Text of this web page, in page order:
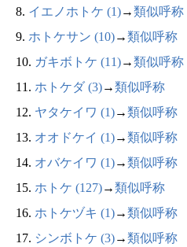
8. イエノホトケ (1)→類似呼称
9. ホトケサン (10)→類似呼称
10. ガキボトケ (11)→類似呼称
11. ホトケダ (3)→類似呼称
12. ヤタケイワ (1)→類似呼称
13. オオドケイ (1)→類似呼称
14. オバケイワ (1)→類似呼称
15. ホトケ (127)→類似呼称
16. ホトケヅキ (1)→類似呼称
17. シンボトケ (3)→類似呼称